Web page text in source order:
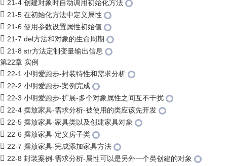
21-4 创建对象时自动调用初始化方法
21-5 在初始化方法中定义属性
21-6 使用参数设置属性初始值
21-7 del方法和对象的生命周期
21-8 str方法定制变量输出信息
第22章 实例
22-1 小明爱跑步-封装特性和需求分析
22-2 小明爱跑步-案例完成
22-3 小明爱跑步-扩展-多个对象属性之间互不干扰
22-4 摆放家具-需求分析-被使用的类应该先开发
22-5 摆放家具-家具类以及创建家具对象
22-6 摆放家具-定义房子类
22-7 摆放家具-完成添加家具方法
22-8 封装案例-需求分析-属性可以是另外一个类创建的对象